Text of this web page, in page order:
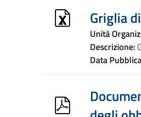
Griglia
Unità
Descrizione:
Data